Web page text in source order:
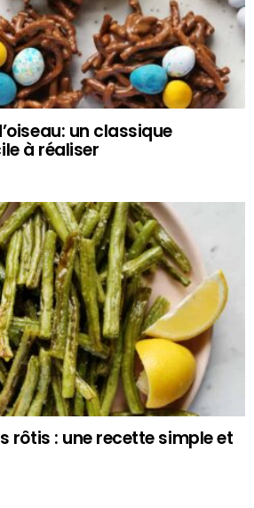
un classique
à réaliser
rôtis : une recette simple et